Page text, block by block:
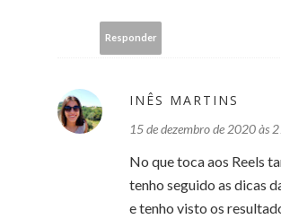
Responder
INÊS MARTINS
15 de dezembro de 2020 às
No que toca aos Reels
tenho seguido as dicas
e tenho visto os